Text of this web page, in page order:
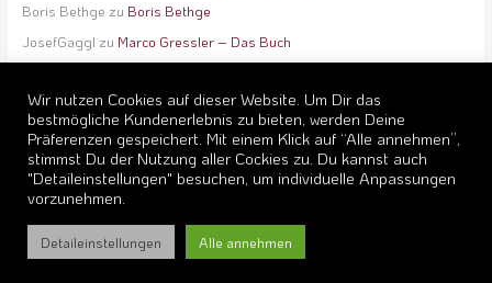
Boris Bethge zu Boris Bethge
JosefGaggl zu Marco Gressler – Das Buch
Rechtshinweise Impressum Kosten
Wir nutzen Cookies auf dieser Website. Um Dir das
bestmögliche Kundenerlebnis zu bieten, werden Deine
Präferenzen gespeichert. Mit einem Klick auf “Alle annehmen”,
stimmst Du der Nutzung aller Cockies zu. Du kannst auch
"Detaileinstellungen" besuchen, um individuelle Anpassungen
vorzunehmen.
Detaileinstellungen Alle annehmen